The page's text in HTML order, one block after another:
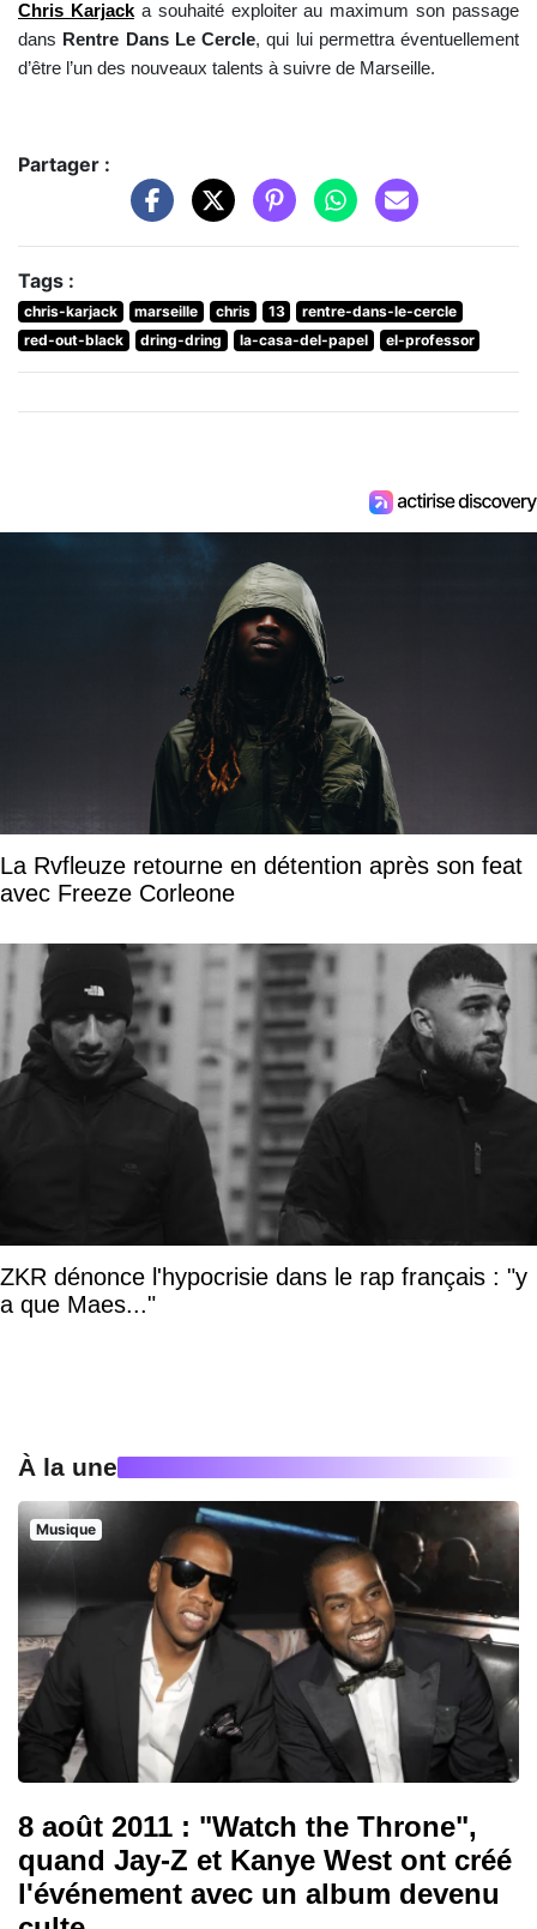
Chris Karjacka souhaité exploiter au maximum son passage
dans Rentre Dans Le Cercle, qui lui permettra éventuellement
d’être l’un des nouveaux talents à suivre de Marseille.
Partager :
Tags :
chris-karjack marseille chris 13
rentre-dans-le-cercle
red-out-black
dring-dring la-casa-del-papel el-professor
La Rvfleuze retourne en détention après son feat
avec Freeze Corleone
ZKR dénonce l'hypocrisie dans le rap français : "y
a que Maes..."
À la une
Musique
8 août 2011 : "Watch the Throne",
quand Jay-Z et Kanye West ont créé
l'événement avec un album devenu